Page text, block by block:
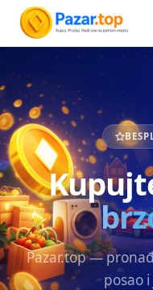
Pazar.top —
posao